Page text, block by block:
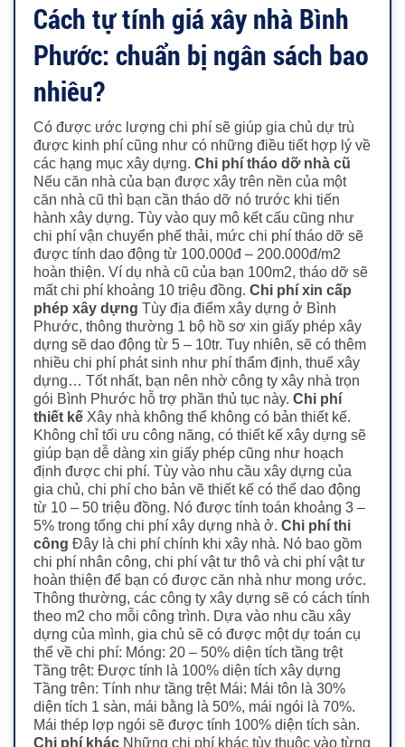
Cách tự tính giá xây nhà Bình
Phước: chuẩn bị ngân sách bao
nhiêu?
Có được ước lượng chi phí sẽ giúp gia chủ dự trù
được kinh phí cũng như có những điều tiết hợp lý về
các hạng mục xây dựng. Chi phí tháo dỡ nhà cũ
Nếu căn nhà của bạn được xây trên nền của một
căn nhà cũ thì bạn cần tháo dỡ nó trước khi tiến
hành xây dựng. Tùy vào quy mô kết cấu cũng như
chi phí vận chuyển phế thải, mức chi phí tháo dỡ sẽ
được tính dao động từ 100.000đ – 200.000đ/m2
hoàn thiện. Ví dụ nhà cũ của bạn 100m2, tháo dỡ sẽ
mất chi phí khoảng 10 triệu đồng. Chi phí xin cấp
phép xây dựng Tùy địa điểm xây dựng ở Bình
Phước, thông thường 1 bộ hồ sơ xin giấy phép xây
dựng sẽ dao động từ 5 – 10tr. Tuy nhiên, sẽ có thêm
nhiều chi phí phát sinh như phí thẩm định, thuế xây
dựng… Tốt nhất, bạn nên nhờ công ty xây nhà trọn
gói Bình Phước hỗ trợ phần thủ tục này. Chi phí
thiết kế Xây nhà không thể không có bản thiết kế.
Không chỉ tối ưu công năng, có thiết kế xây dựng sẽ
giúp bạn dễ dàng xin giấy phép cũng như hoạch
định được chi phí. Tùy vào nhu cầu xây dựng của
gia chủ, chi phí cho bản vẽ thiết kế có thể dao động
từ 10 – 50 triệu đồng. Nó được tính toán khoảng 3 –
5% trong tổng chi phí xây dựng nhà ở. Chi phí thi
công Đây là chi phí chính khi xây nhà. Nó bao gồm
chi phí nhân công, chi phí vật tư thô và chi phí vật tư
hoàn thiện để bạn có được căn nhà như mong ước.
Thông thường, các công ty xây dựng sẽ có cách tính
theo m2 cho mỗi công trình. Dựa vào nhu cầu xây
dựng của mình, gia chủ sẽ có được một dự toán cụ
thể về chi phí: Móng: 20 – 50% diện tích tầng trệt
Tầng trệt: Được tính là 100% diện tích xây dựng
Tầng trên: Tính như tầng trệt Mái: Mái tôn là 30%
diện tích 1 sàn, mái bằng là 50%, mái ngói là 70%.
Mái thép lợp ngói sẽ được tính 100% diện tích sàn.
Chi phí khác Những chi phí khác tùy thuộc vào từng